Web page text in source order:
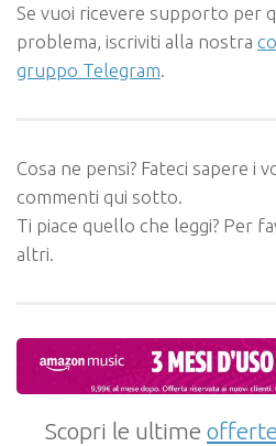
Se vuoi ricevere supporto per
problema, iscriviti alla nostra
gruppo Telegram.
Cosa ne pensi? Fateci sapere i
commenti qui sotto.
Ti piace quello che leggi? Per
altri.
Scopri le ultime